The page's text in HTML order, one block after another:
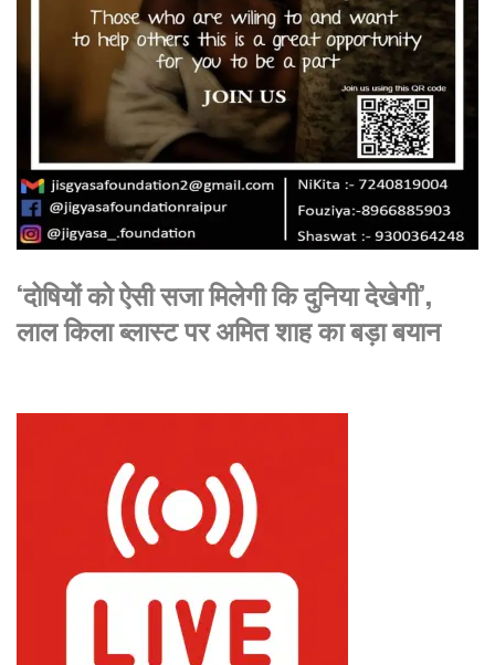
‘दोषियों को ऐसी सजा मिलेगी कि दुनिया देखेगी’,
लाल किला ब्लास्ट पर अमित शाह का बड़ा बयान